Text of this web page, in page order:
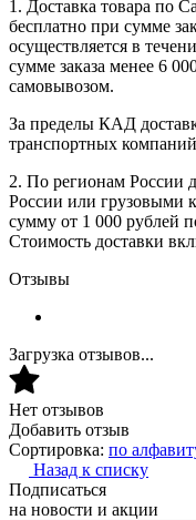
1. Доставка товара по
бесплатно при сумме
осуществляется в
сумме заказа менее 6
самовывозом.
За пределы КАД
транспортных
2. По регионам России
России или грузовыми
сумму от 1 000 рублей
Стоимость доставки
Отзывы
Загрузка отзывов...
Нет отзывов
Добавить отзыв
Сортировка: по
Назад к списку
Подписаться
на новости и акции